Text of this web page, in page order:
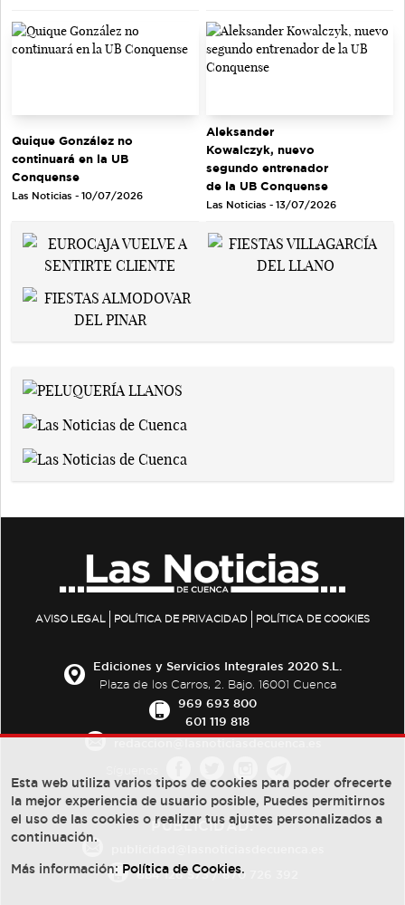
Quique González no
continuará en la UB
Conquense
Las Noticias - 10/07/2026
Aleksander
Kowalczyk, nuevo
segundo entrenador
de la UB Conquense
Las Noticias - 13/07/2026
AVISO LEGAL POLÍTICA DE PRIVACIDAD POLÍTICA DE COOKIES
Ediciones y Servicios Integrales 2020 S.L.
Plaza de los Carros, 2. Bajo. 16001 Cuenca
969 693 800
601 119 818
PUBLICIDAD:
684 126 573/670 726 392
Esta web utiliza varios tipos de cookies para poder ofrecerte
la mejor experiencia de usuario posible, Puedes permitirnos
el uso de las cookies o realizar tus ajustes personalizados a
continuación.
Más información: Política de Cookies.